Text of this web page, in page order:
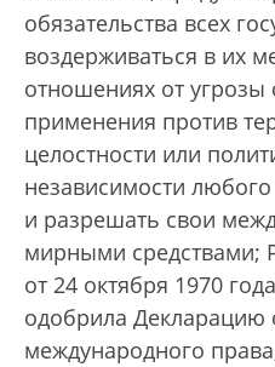
обязательства всех
воздерживаться в их
отношениях от угрозы
применения против
целостности или
независимости любого
и разрешать свои
мирными средствами;
от 24 октября 1970
одобрила Декларацию
международного